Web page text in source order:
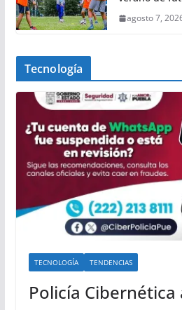
agosto 7,
Tecnología
TECNOLOGÍA TENDENCIAS
Policía